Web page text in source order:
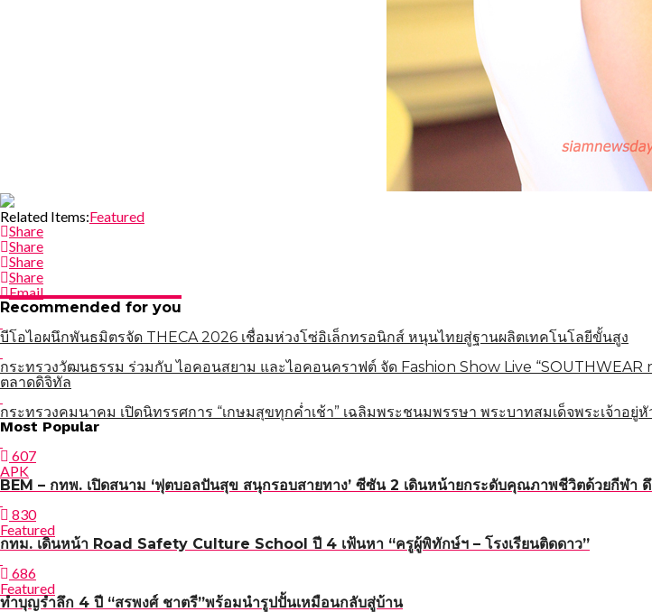
Related Items:Featured
Share
Share
Share
Share
Email
Recommended for you
บีโอไอผนึกพันธมิตรจัด THECA 2026 เชื่อมห่วงโซ่อิเล็กทรอนิกส์ หนุนไทยสู่ฐานผลิตเทคโนโลยีขั้นสูง
กระทรวงวัฒนธรรม ร่วมกับ ไอคอนสยาม และไอคอนคราฟต์ จัด Fashion Show Live
ตลาดดิจิทัล
กระทรวงคมนาคม เปิดนิทรรศการ “เกษมสุขทุกค่ำเช้า” เฉลิมพระชนมพรรษา พระบาทสมเด็จพระเจ้าอยู่
แนะแนว
Most Popular
607
APK
BEM – กทพ. เปิดสนาม ‘ฟุตบอลปันสุข สนุกรอบสายทาง’ ซีซัน 2 เดินหน้ายกระดับคุณภาพชีวิตด้วยกีฬา
830
Featured
กทม. เดินหน้า Road Safety Culture School ปี 4 เฟ้นหา “ครูผู้พิทักษ์ฯ – โรงเรียนติดดาว”
686
Featured
ทำบุญรำลึก 4 ปี “สรพงศ์ ชาตรี”พร้อมนำรูปปั้นเหมือนกลับสู่บ้าน